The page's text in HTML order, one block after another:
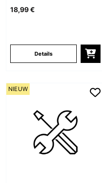
18,99 €
Details
NIEUW